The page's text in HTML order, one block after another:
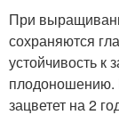
При
сохраняются
устойчивость к
плодоношению.
зацветет на 2